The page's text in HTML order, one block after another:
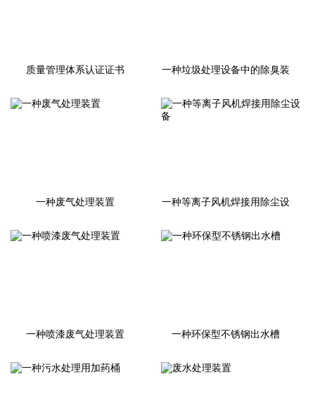
质量管理体系认证证书 一种垃圾处理设备中的除臭装
置
一种废气处理装置 一种等离子风机焊接用除尘设
备
一种喷漆废气处理装置 一种环保型不锈钢出水槽